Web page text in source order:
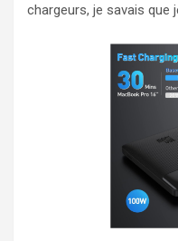
chargeurs, je savais que